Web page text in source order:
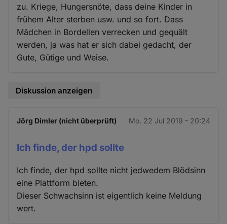
zu. Kriege, Hungersnöte, dass deine Kinder in
frühem Alter sterben usw. und so fort. Dass
Mädchen in Bordellen verrecken und gequält
werden, ja was hat er sich dabei gedacht, der
Gute, Gütige und Weise.
Diskussion anzeigen
Jörg Dimler (nicht überprüft) Mo. 22 Jul 2019 - 20:24
Ich finde, der hpd sollte
Ich finde, der hpd sollte nicht jedwedem Blödsinn
eine Plattform bieten.
Dieser Schwachsinn ist eigentlich keine Meldung
wert.